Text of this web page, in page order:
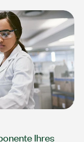
Ihres